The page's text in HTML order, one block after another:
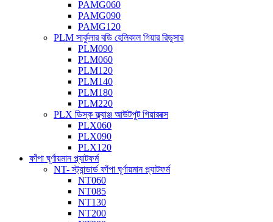
PAMG060
PAMG090
PAMG120
PLM সার্কুলার বডি হেলিকাল গিয়ার রিডুসার
PLM090
PLM060
PLM120
PLM140
PLM180
PLM220
PLX ডিস্ক ফ্ল্যাঞ্জ আউটপুট গিয়ারবক্স
PLX060
PLX090
PLX120
ফাঁপা ঘূর্ণায়মান প্ল্যাটফর্ম
NT- স্ট্যান্ডার্ড ফাঁপা ঘূর্ণায়মান প্ল্যাটফর্ম
NT060
NT085
NT130
NT200